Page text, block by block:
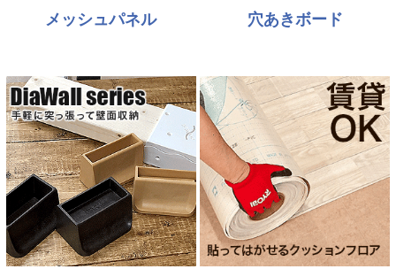
メッシュパネル 穴あきボード